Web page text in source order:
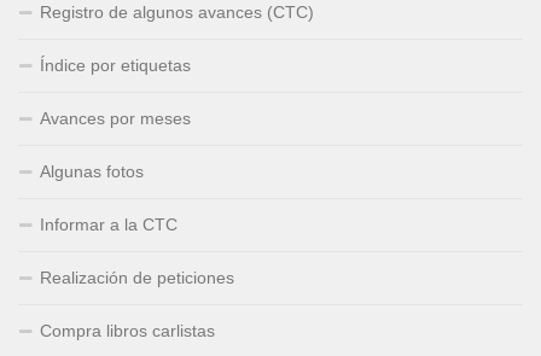
Registro de algunos avances (CTC)
Índice por etiquetas
Avances por meses
Algunas fotos
Informar a la CTC
Realización de peticiones
Compra libros carlistas